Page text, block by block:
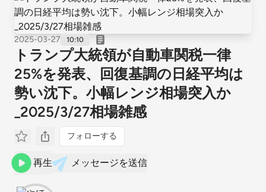
2025-03-27 10:10
トランプ大統領が自動車関税一律
25%を発表、回復基調の日経平均は
勢い沈下。小幅レンジ相場突入か
_2025/3/27相場雑感
フォローする
再生 メッセージを送信